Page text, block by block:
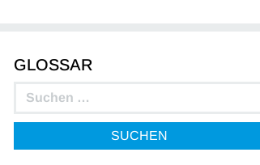
GLOSSAR
SUCHEN